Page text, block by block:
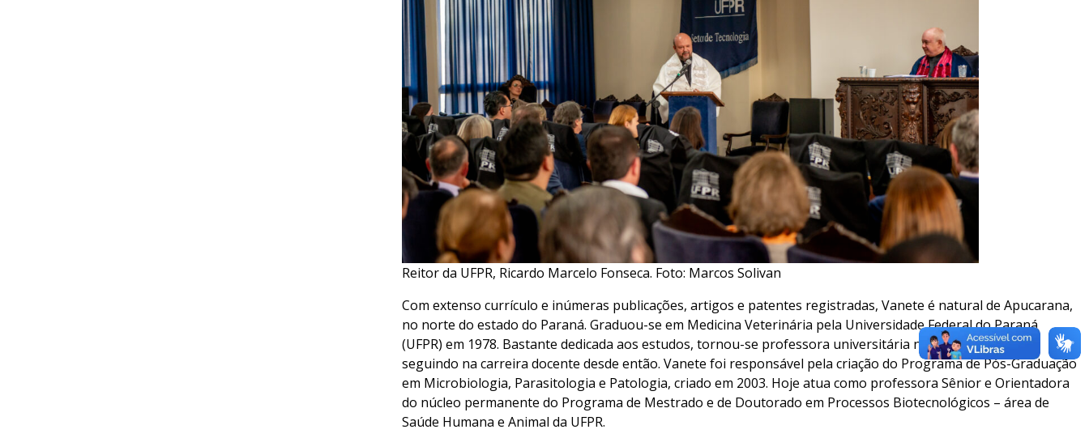
Reitor da UFPR, Ricardo Marcelo Fonseca. Foto: Marcos Solivan
Com extenso currículo e inúmeras publicações, artigos e patentes registradas, Vanete é natural de Apucarana,
no norte do estado do Paraná. Graduou-se em Medicina Veterinária pela Universidade Federal do Paraná
(UFPR) em 1978. Bastante dedicada aos estudos, tornou-se professora universitária na UFPR em 1980,
seguindo na carreira docente desde então. Vanete foi responsável pela criação do Programa de Pós-Graduação
em Microbiologia, Parasitologia e Patologia, criado em 2003. Hoje atua como professora Sênior e Orientadora
do núcleo permanente do Programa de Mestrado e de Doutorado em Processos Biotecnológicos – área de
Saúde Humana e Animal da UFPR.